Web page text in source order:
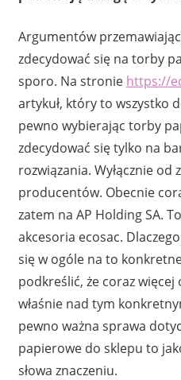
Argumentów
zdecydować się na torby
sporo. Na stronie https://
artykuł, który to wszystko
pewno wybierając torby
zdecydować się tylko na
rozwiązania. Wyłącznie od
producentów. Obecnie
zatem na AP Holding SA.
akcesoria ecosac.
się w ogóle na to
podkreślić, że coraz więcej
właśnie nad tym
pewno ważna sprawa
papierowe do sklepu to
słowa znaczeniu.